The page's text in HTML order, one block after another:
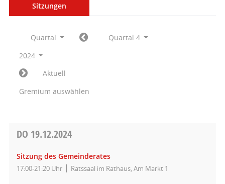
Sitzungen
Quartal
Quartal 4
2024
Aktuell
Gremium auswählen
DO 19.12.2024
Sitzung des Gemeinderates
17:00-21:20 Uhr Ratssaal im Rathaus, Am Markt 1